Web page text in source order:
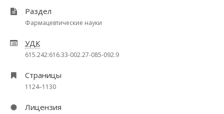
Раздел
Фармацевтические науки
УДК
615.242:616.33-002.27-085-092.9
Страницы
1124–1130
Лицензия